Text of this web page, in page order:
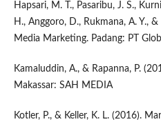
Hapsari, M. T., Pasaribu, J. S.,
H., Anggoro, D., Rukmana, A. Y.,
Media Marketing. Padang: PT
Kamaluddin, A., & Rapanna, P.
Makassar: SAH MEDIA
Kotler, P., & Keller, K. L. (2016).